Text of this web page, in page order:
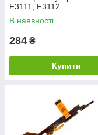
F3111, F3112
В наявності
284 ₴
Купити